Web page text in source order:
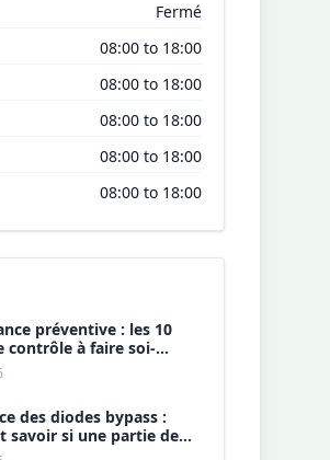
Fermé
08:00 to 18:00
08:00 to 18:00
08:00 to 18:00
08:00 to 18:00
08:00 to 18:00
préventive : les 10
contrôle à faire soi-
année.
des diodes bypass :
savoir si une partie de
est morte ?